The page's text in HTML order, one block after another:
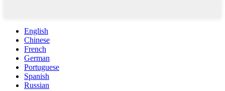
English
Chinese
French
German
Portuguese
Spanish
Russian